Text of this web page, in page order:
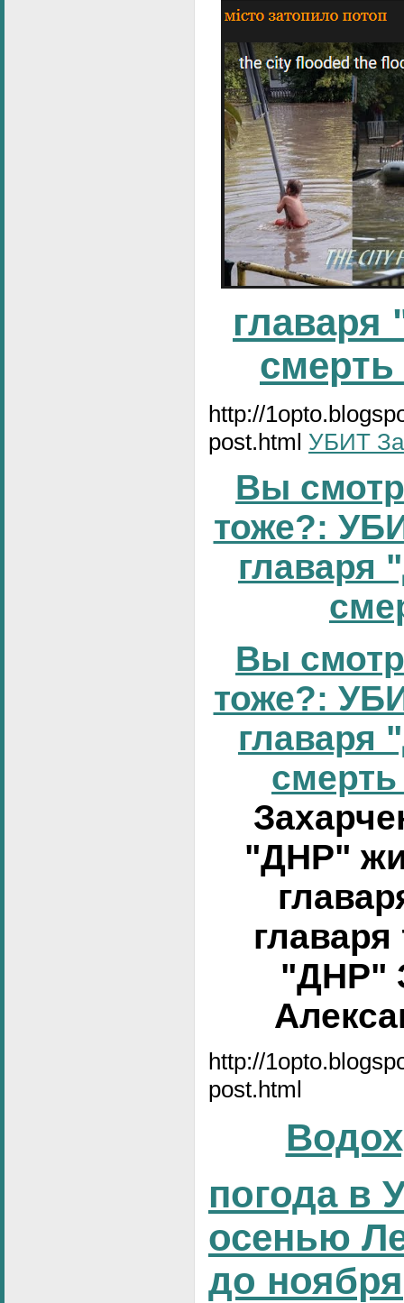
смерть
http://
post.html УБИТ
Вы
тоже?:
главаря
Вы
тоже?:
главаря
смерть
"ДНР"
"ДНР"
http://
post.html
погода в
осенью
до ноября